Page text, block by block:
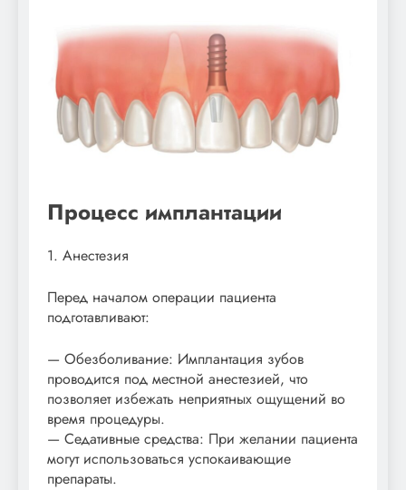
Процесс имплантации
1. Анестезия
Перед началом операции пациента
подготавливают:
— Обезболивание: Имплантация зубов
проводится под местной анестезией, что
позволяет избежать неприятных ощущений во
время процедуры.
— Седативные средства: При желании пациента
могут использоваться успокаивающие
препараты.